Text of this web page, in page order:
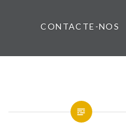
CONTACTE-NOS